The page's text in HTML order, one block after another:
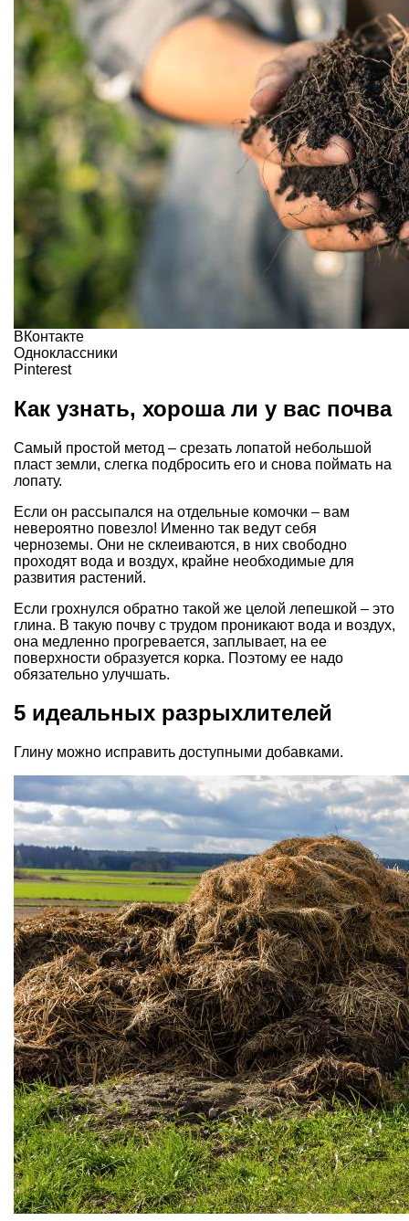
ВКонтакте
Одноклассники
Pinterest
Как узнать, хороша ли у вас почва
Самый простой метод – срезать лопатой небольшой
пласт земли, слегка подбросить его и снова поймать на
лопату.
Если он рассыпался на отдельные комочки – вам
невероятно повезло! Именно так ведут себя
черноземы. Они не склеиваются, в них свободно
проходят вода и воздух, крайне необходимые для
развития растений.
Если грохнулся обратно такой же целой лепешкой – это
глина. В такую почву с трудом проникают вода и воздух,
она медленно прогревается, заплывает, на ее
поверхности образуется корка. Поэтому ее надо
обязательно улучшать.
5 идеальных разрыхлителей
Глину можно исправить доступными добавками.